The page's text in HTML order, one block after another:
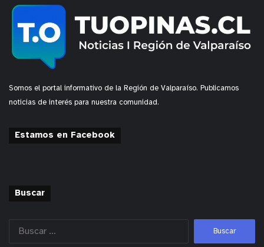
Somos el portal informativo de la Región de Valparaíso. Publicamos
noticias de interés para nuestra comunidad.
Estamos en Facebook
Buscar